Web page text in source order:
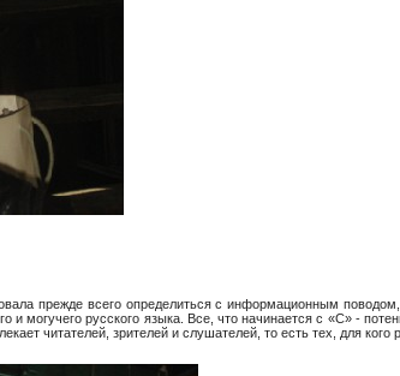
прежде всего определиться с информационным
могучего русского языка. Все, что начинается с «С» -
читателей, зрителей и слушателей, то есть тех, для кого